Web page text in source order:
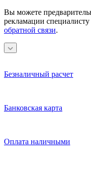
Вы можете
рекламации
обратной связи.
Безналичный расчет
Банковская карта
Оплата наличными